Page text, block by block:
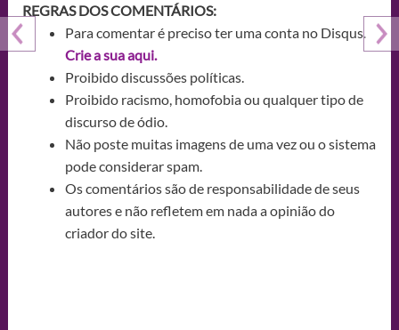
REGRAS DOS COMENTÁRIOS:
Para comentar é preciso ter uma conta no Disqus.
Crie a sua aqui.
Proibido discussões políticas.
Proibido racismo, homofobia ou qualquer tipo de
discurso de ódio.
Não poste muitas imagens de uma vez ou o sistema
pode considerar spam.
Os comentários são de responsabilidade de seus
autores e não refletem em nada a opinião do
criador do site.